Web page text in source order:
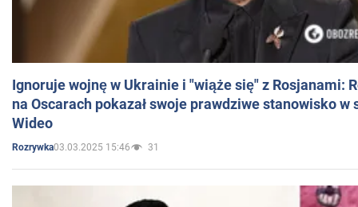
Ignoruje wojnę w Ukrainie i "wiąże się" z Rosjanami:
na Oscarach pokazał swoje prawdziwe stanowisko w
Wideo
Rozrywka03.03.2025 15:46 31